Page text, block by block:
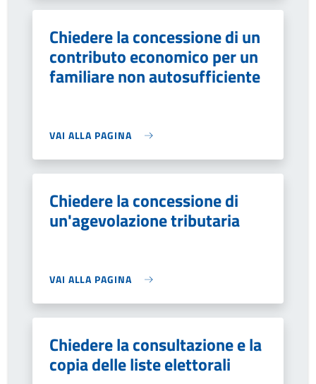
Chiedere la concessione di un
contributo economico per un
familiare non autosufficiente
VAI ALLA PAGINA
Chiedere la concessione di
un'agevolazione tributaria
VAI ALLA PAGINA
Chiedere la consultazione e la
copia delle liste elettorali